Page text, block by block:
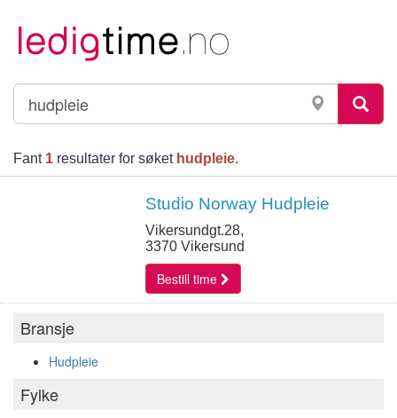
Fant 1 resultater for søket hudpleie.
Studio Norway Hudpleie
Vikersundgt.28,
3370 Vikersund
Bestill time
Bransje
Hudpleie
Fylke